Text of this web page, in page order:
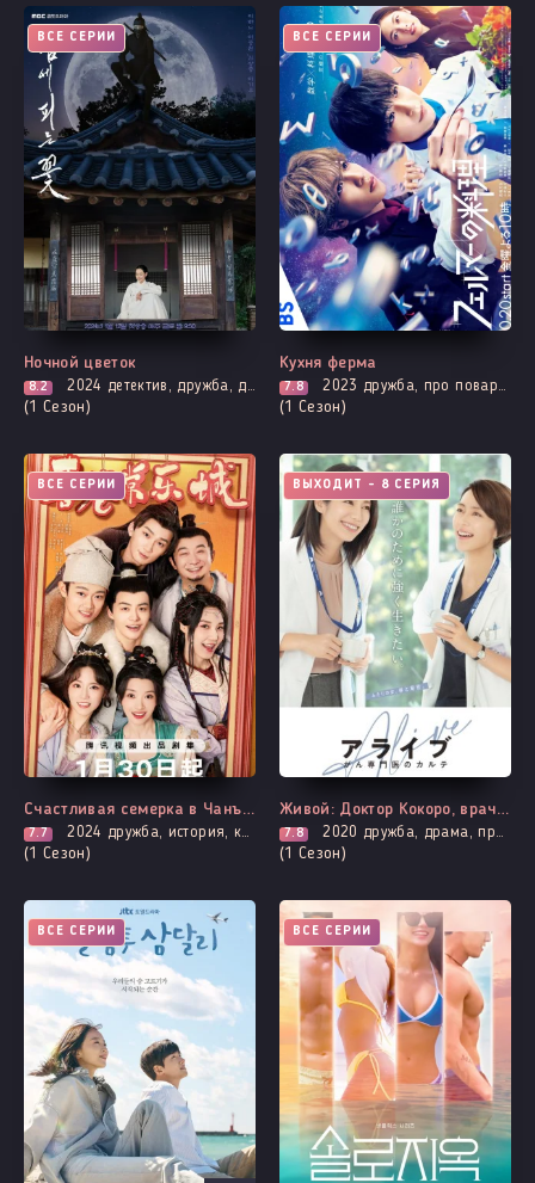
ВСЕ СЕРИИ
Ночной цветок
8.2 2024 детектив, дружба, драма, история, мистика, комедия, расследование
(1 Сезон)
ВСЕ СЕРИИ
Кухня ферма
7.8 2023 дружба, про поваров и еду (кулинария), адаптация манги, броманс
(1 Сезон)
ВСЕ СЕРИИ
Счастливая семерка в Чанъане
7.7 2024 дружба, история, комедия, романтика
(1 Сезон)
ВЫХОДИТ - 8 СЕРИЯ
Живой: Доктор Кокоро, врач-онколог
7.8 2020 дружба, драма, про врачей и медицину
(1 Сезон)
ВСЕ СЕРИИ ВСЕ СЕРИИ